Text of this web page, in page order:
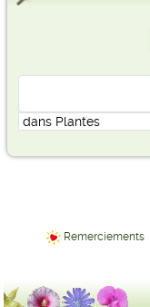
Remerciements